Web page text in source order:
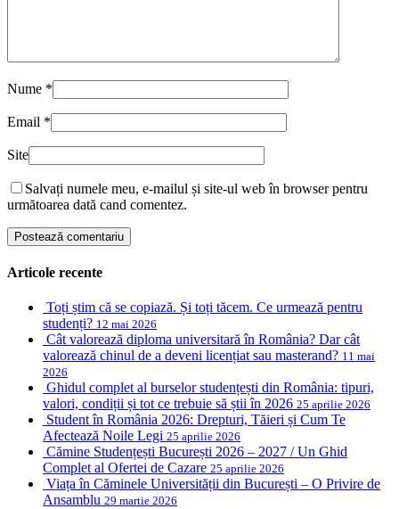
Nume *
Email *
Site
Salvați numele meu, e-mailul și site-ul web în browser pentru
următoarea dată cand comentez.
Articole recente
Toți știm că se copiază. Și toți tăcem. Ce urmează pentru
studenți? 12 mai 2026
Cât valorează diploma universitară în România? Dar cât
valorează chinul de a deveni licențiat sau masterand? 11 mai
2026
Ghidul complet al burselor studențești din România: tipuri,
valori, condiții și tot ce trebuie să știi în 2026 25 aprilie 2026
Student în România 2026: Drepturi, Tăieri și Cum Te
Afectează Noile Legi 25 aprilie 2026
Cămine Studențești București 2026 – 2027 / Un Ghid
Complet al Ofertei de Cazare 25 aprilie 2026
Viața în Căminele Universității din București – O Privire de
Ansamblu 29 martie 2026